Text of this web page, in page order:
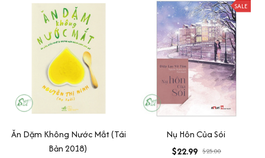
Ăn Dặm Không Nước Mắt (Tái
Bản 2018)
SALE
Nụ Hôn Của Sói
$22.99 $25.00